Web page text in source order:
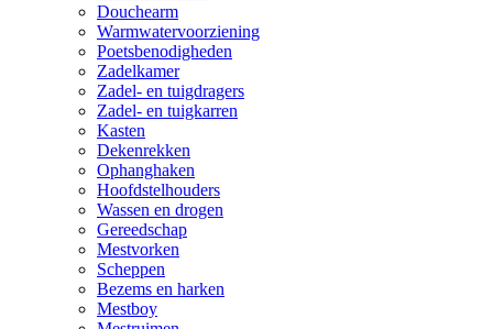
Douchearm
Warmwatervoorziening
Poetsbenodigheden
Zadelkamer
Zadel- en tuigdragers
Zadel- en tuigkarren
Kasten
Dekenrekken
Ophanghaken
Hoofdstelhouders
Wassen en drogen
Gereedschap
Mestvorken
Scheppen
Bezems en harken
Mestboy